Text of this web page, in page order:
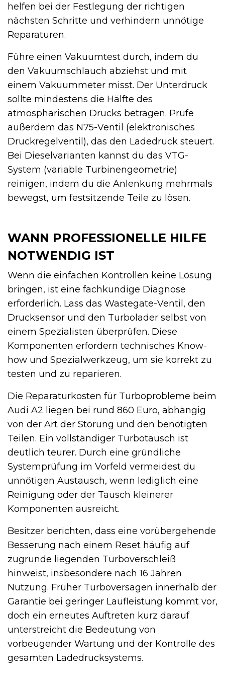
helfen bei der Festlegung der richtigen
nächsten Schritte und verhindern unnötige
Reparaturen.
Führe einen Vakuumtest durch, indem du
den Vakuumschlauch abziehst und mit
einem Vakuummeter misst. Der Unterdruck
sollte mindestens die Hälfte des
atmosphärischen Drucks betragen. Prüfe
außerdem das N75-Ventil (elektronisches
Druckregelventil), das den Ladedruck steuert.
Bei Dieselvarianten kannst du das VTG-
System (variable Turbinengeometrie)
reinigen, indem du die Anlenkung mehrmals
bewegst, um festsitzende Teile zu lösen.
WANN PROFESSIONELLE HILFE
NOTWENDIG IST
Wenn die einfachen Kontrollen keine Lösung
bringen, ist eine fachkundige Diagnose
erforderlich. Lass das Wastegate-Ventil, den
Drucksensor und den Turbolader selbst von
einem Spezialisten überprüfen. Diese
Komponenten erfordern technisches Know-
how und Spezialwerkzeug, um sie korrekt zu
testen und zu reparieren.
Die Reparaturkosten für Turboprobleme beim
Audi A2 liegen bei rund 860 Euro, abhängig
von der Art der Störung und den benötigten
Teilen. Ein vollständiger Turbotausch ist
deutlich teurer. Durch eine gründliche
Systemprüfung im Vorfeld vermeidest du
unnötigen Austausch, wenn lediglich eine
Reinigung oder der Tausch kleinerer
Komponenten ausreicht.
Besitzer berichten, dass eine vorübergehende
Besserung nach einem Reset häufig auf
zugrunde liegenden Turboverschleiß
hinweist, insbesondere nach 16 Jahren
Nutzung. Früher Turboversagen innerhalb der
Garantie bei geringer Laufleistung kommt vor,
doch ein erneutes Auftreten kurz darauf
unterstreicht die Bedeutung von
vorbeugender Wartung und der Kontrolle des
gesamten Ladedrucksystems.